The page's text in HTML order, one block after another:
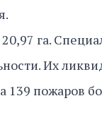
га.
Их
139 пожаров